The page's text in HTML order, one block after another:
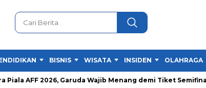
BISNIS WISATA INSIDEN OLAHRAGA
AFF 2026, Garuda Wajib Menang demi Tiket Semifinal